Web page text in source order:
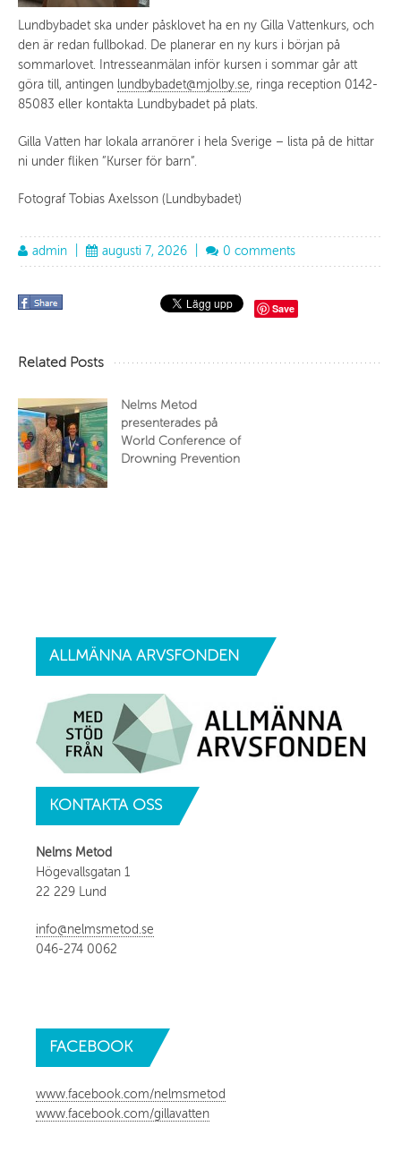
Lundbybadet ska under påsklovet ha en ny Gilla Vattenkurs, och
den är redan fullbokad. De planerar en ny kurs i början på
sommarlovet. Intresseanmälan inför kursen i sommar går att
göra till, antingen lundbybadet@mjolby.se, ringa reception 0142-
85083 eller kontakta Lundbybadet på plats.
Gilla Vatten har lokala arranörer i hela Sverige – lista på de hittar
ni under fliken ”Kurser för barn”.
Fotograf Tobias Axelsson (Lundbybadet)
admin augusti 7, 2026 0 comments
Save
Related Posts
Nelms Metod
presenterades på
World Conference of
Drowning Prevention
ALLMÄNNA ARVSFONDEN
KONTAKTAOSS
Nelms Metod
Högevallsgatan 1
22 229 Lund
info@nelmsmetod.se
046-274 0062
FACEBOOK
www.facebook.com/nelmsmetod
www.facebook.com/gillavatten